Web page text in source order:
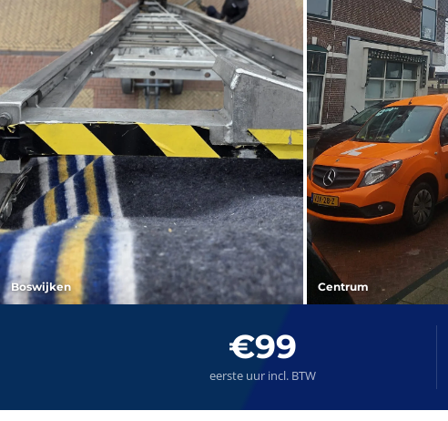
Boswijken Centrum
€99
eerste uur incl. BTW